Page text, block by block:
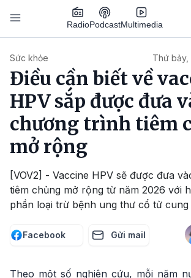
Nhảy đến nội dung
RadioPodcastMultimedia
Sức khỏe Thứ bảy,
Điều cần biết về
HPV sắp được đưa
chương trình tiêm
mở rộng
[VOV2] - Vaccine HPV sẽ được đưa
tiêm chủng mở rộng từ năm 2026 với
phần loại trừ bệnh ung thư cổ tử cung
Facebook Gửi mail
Theo một số nghiên cứu, mỗi năm